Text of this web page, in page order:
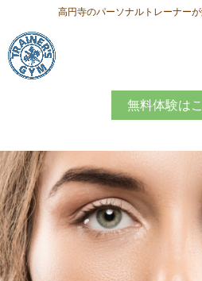
高円寺のパーソナルトレーナー
無料体験は